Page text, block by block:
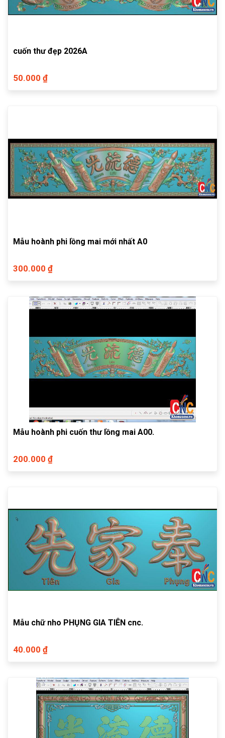
cuốn thư đẹp 2026A
50.000 ₫
Mẫu hoành phi lồng mai mới nhất A0
300.000 ₫
Mẫu hoành phi cuốn thư lồng mai A00.
200.000 ₫
Mẫu chữ nho PHỤNG GIA TIÊN cnc.
40.000 ₫